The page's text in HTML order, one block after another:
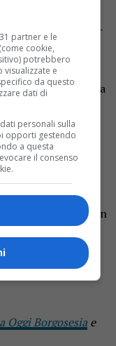
“Polis – Casa
Poste Italiane per
e territoriale
d’Italia.
effettuare tutta una
dover più recarsi
erano stati
, che hja
mobile.
dei cittadini con
ore 8,20 alle
su Google
Oggi Borgosesia e
partner e le
cookie,
potrebbero
visualizzate e
da questo
dati di
personali sulla
opporti gestendo
a questa
il consenso